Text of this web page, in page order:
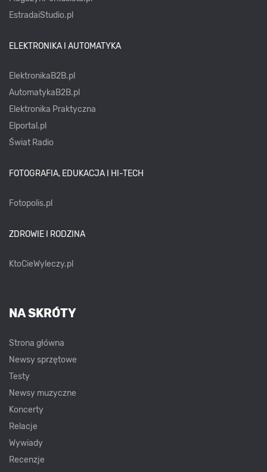
EstradaiStudio.pl
ELEKTRONIKA I AUTOMATYKA
ElektronikaB2B.pl
AutomatykaB2B.pl
Elektronika Praktyczna
Elportal.pl
Świat Radio
FOTOGRAFIA, EDUKACJA I HI-TECH
Fotopolis.pl
ZDROWIE I RODZINA
KtoCieWyleczy.pl
NA SKRÓTY
Strona główna
Newsy sprzętowe
Testy
Newsy muzyczne
Koncerty
Relacje
Wywiady
Recenzje